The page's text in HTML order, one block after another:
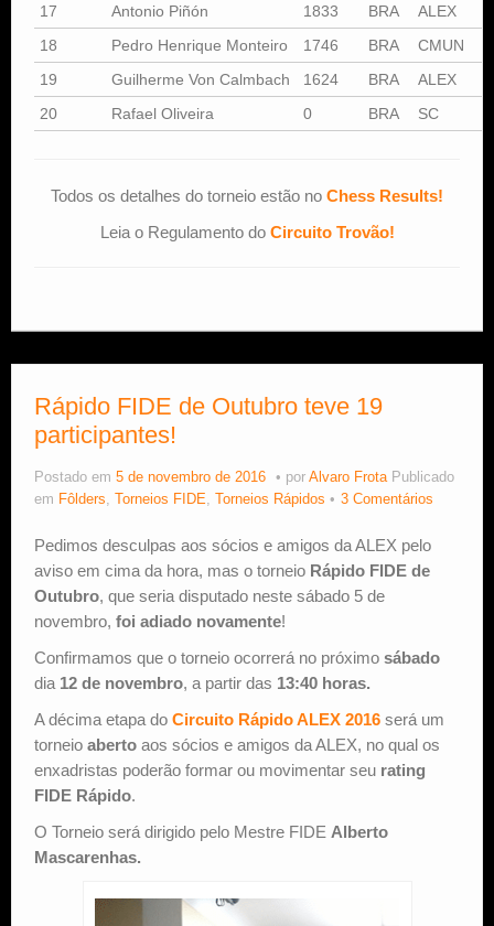
17
Antonio Piñón 1833 BRA
ALEX
18
Pedro Henrique Monteiro 1746 BRA CMUN
19
Guilherme Von Calmbach 1624 BRA ALEX
20
Rafael Oliveira 0 BRA SC
Todos os detalhes do torneio estão no Chess Results!
Leia o Regulamento do Circuito Trovão!
Rápido FIDE de Outubro teve 19
participantes!
Postado em 5 de novembro de 2016 por Alvaro Frota Publicado
em Fôlders Torneios FIDE Torneios Rápidos 3 Comentários
Pedimos desculpas aos sócios e amigos da ALEX pelo
aviso em cima da hora, mas o torneio Rápido FIDE de
Outubro, que seria disputado neste sábado 5 de
novembro, foi adiado novamente!
Confirmamos que o torneio ocorrerá no próximo sábado
dia 12 de novembro, a partir das 13:40 horas.
A décima etapa do Circuito Rápido ALEX 2016 será um
torneio aberto aos sócios e amigos da ALEX, no qual os
enxadristas poderão formar ou movimentar seu rating
FIDE Rápido.
O Torneio será dirigido pelo Mestre FIDE Alberto
Mascarenhas.